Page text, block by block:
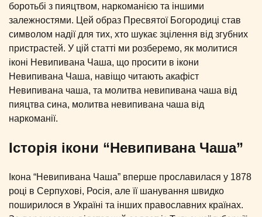
боротьбі з пияцтвом, наркоманією та іншими
залежностями. Цей образ Пресвятої Богородиці став
символом надії для тих, хто шукає зцілення від згубних
пристрастей. У цій статті ми розберемо, як молитися
іконі Невипивана Чаша, що просити в ікони
Невипивана Чаша, навіщо читають акафіст
Невипивана чаша, та молитва невипивана чаша від
пияцтва сина, молитва невипивана чаша від
наркоманії.
Історія ікони “Невипивана Чаша”
Ікона “Невипивана Чаша” вперше прославилася у 1878
році в Серпухові, Росія, але її шанування швидко
поширилося в Україні та інших православних країнах.